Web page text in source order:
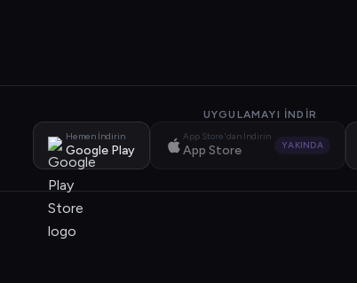
UYGULAMAYI İNDIR
Hemen İndirin
Google Play
App Store'dan İndirin
App Store YAKINDA